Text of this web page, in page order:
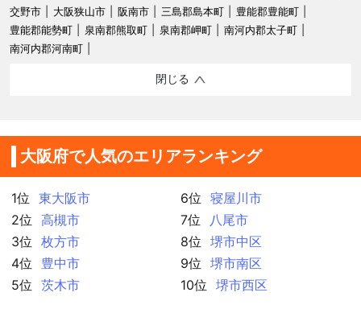
交野市
大阪狭山市 阪南市 三島郡島本町
豊能郡豊能町
豊能郡能勢町
泉南郡熊取町 泉南郡岬町
南河内郡太子町
南河内郡河南町
閉じる
大阪府で人気のエリアランキング
1位
東大阪市
2位
高槻市
3位
枚方市
4位
豊中市
5位
茨木市
6位
寝屋川市
7位
八尾市
8位
堺市中区
9位
堺市南区
10位
堺市西区